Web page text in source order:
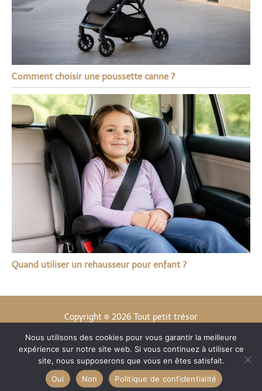
Comment choisir une poussette canne ?
Quand utiliser un rehausseur pour enfant ?
Copyright © 2026 Tout petit trésor
Contact
Mentions légales
Politique de confidentialité
Nous utilisons des cookies pour vous garantir la meilleure
expérience sur notre site web. Si vous continuez à utiliser ce
site, nous supposerons que vous en êtes satisfait.
Oui
Non Politique de confidentialité